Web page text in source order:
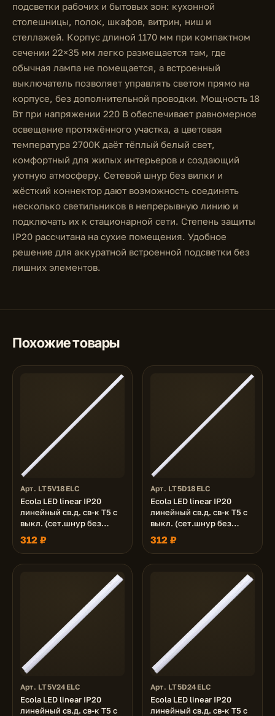
подсветки рабочих и бытовых зон: кухонной
столешницы, полок, шкафов, витрин, ниш и
стеллажей. Корпус длиной 1170 мм при компактном
сечении 22×35 мм легко размещается там, где
обычная лампа не помещается, а встроенный
выключатель позволяет управлять светом прямо на
корпусе, без дополнительной проводки. Мощность 18
Вт при напряжении 220 В обеспечивает равномерное
освещение протяжённого участка, а цветовая
температура 2700K даёт тёплый белый свет,
комфортный для жилых интерьеров и создающий
уютную атмосферу. Сетевой шнур без вилки и
жёсткий коннектор дают возможность соединять
несколько светильников в непрерывную линию и
подключать их к стационарной сети. Степень защиты
IP20 рассчитана на сухие помещения. Удобное
решение для аккуратной встроенной подсветки без
лишних элементов.
Похожие товары
Арт. LT5V18ELC
Ecola LED linear IP20
линейный св.д. св-к T5 с
выкл. (сет.шнур без
вилки, жест.коннектор)
18W 220V 4200K
1170x22x35
312 ₽
Арт. LT5D18ELC
Ecola LED linear IP20
линейный св.д. св-к T5 с
выкл. (сет.шнур без
вилки, жест.коннектор)
18W 220V 6500K
1170x22x35
312 ₽
Арт. LT5V24ELC
Ecola LED linear IP20
линейный св.д. св-к T5 с
Арт. LT5D24ELC
Ecola LED linear IP20
линейный св.д. св-к T5 с